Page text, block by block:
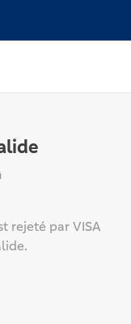
rejeté par VISA